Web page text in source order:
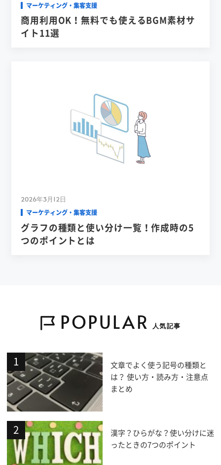
マーケティング・集客支援
商用利用OK！無料でも使えるBGM素材サ
イト11選
2026年3月12日
マーケティング・集客支援
グラフの種類と使い分け一覧！作成時の5
つのポイントとは
POPULAR 人気記事
文章でよく使う記号の種類と
は？ 使い方・読み方・注意点
まとめ
漢字？ひらがな？使い分けに迷
ったときの7つのポイント